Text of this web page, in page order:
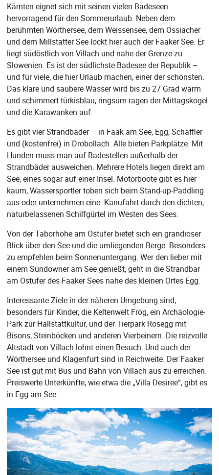
Kärnten eignet sich mit seinen vielen Badeseen
hervorragend für den Sommerurlaub. Neben dem
berühmten Wörthersee, dem Weissensee, dem Ossiacher
und dem Millstätter See lockt hier auch der Faaker See. Er
liegt südöstlich von Villach und nahe der Grenze zu
Slowenien. Es ist der südlichste Badesee der Republik –
und für viele, die hier Urlaub machen, einer der schönsten.
Das klare und saubere Wasser wird bis zu 27 Grad warm
und schimmert türkisblau, ringsum ragen der Mittagskogel
und die Karawanken auf.
Es gibt vier Strandbäder – in Faak am See, Egg, Schaffler
und (kostenfrei) in Drobollach. Alle bieten Parkplätze. Mit
Hunden muss man auf Badestellen außerhalb der
Strandbäder ausweichen. Mehrere Hotels liegen direkt am
See, eines sogar auf einer Insel. Motorboote gibt es hier
kaum, Wassersportler toben sich beim Stand-up-Paddling
aus oder unternehmen eine Kanufahrt durch den dichten,
naturbelassenen Schilfgürtel im Westen des Sees.
Von der Taborhöhe am Ostufer bietet sich ein grandioser
Blick über den See und die umliegenden Berge. Besonders
zu empfehlen beim Sonnenuntergang. Wer den lieber mit
einem Sundowner am See genießt, geht in die Strandbar
am Ostufer des Faaker Sees nahe des kleinen Ortes Egg.
Interessante Ziele in der näheren Umgebung sind,
besonders für Kinder, die Keltenwelt Frög, ein Archäologie-
Park zur Hallstattkultur, und der Tierpark Rosegg mit
Bisons, Steinböcken und anderen Vierbeinern. Die reizvolle
Altstadt von Villach lohnt einen Besuch. Und auch der
Wörthersee und Klagenfurt sind in Reichweite. Der Faaker
See ist gut mit Bus und Bahn von Villach aus zu erreichen.
Preiswerte Unterkünfte, wie etwa die „Villa Desiree“, gibt es
in Egg am See.